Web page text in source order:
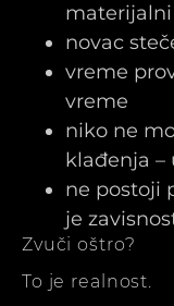
novac
vreme
vreme
niko ne
klađenja –
ne postoji
je
Zvuči oštro?
To je realnost.